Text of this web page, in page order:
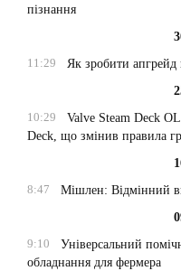
пізнання
11:29
Як зробити апгрейд
10:29
Valve Steam Deck
Deck, що змінив правила
8:47
Мішлен: Відмінний
9:10
Універсальний
обладнання для фермера